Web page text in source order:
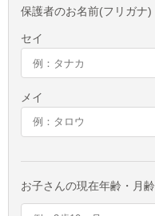
保護者のお名前(フリガナ)
セイ
メイ
お子さんの現在年齢・月齢